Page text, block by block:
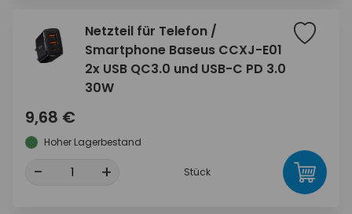
Netzteil für Telefon /
Smartphone Baseus CCXJ-E01
2x USB QC3.0 und USB-C PD 3.0
30W
9,68 €
Hoher Lagerbestand
- + Stück